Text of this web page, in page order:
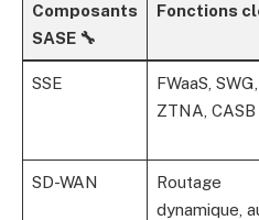
Composants
SASE 🔧
Fonctions
SSE
FWaaS, SWG,
ZTNA, CASB
SD-WAN
Routage
dynamique,